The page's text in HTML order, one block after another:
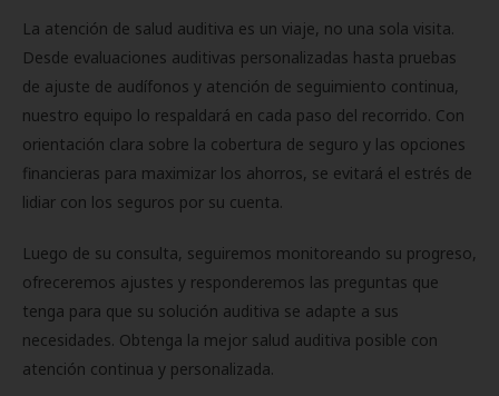
La atención de salud auditiva es un viaje, no una sola visita.
Desde evaluaciones auditivas personalizadas hasta pruebas
de ajuste de audífonos y atención de seguimiento continua,
nuestro equipo lo respaldará en cada paso del recorrido. Con
orientación clara sobre la cobertura de seguro y las opciones
financieras para maximizar los ahorros, se evitará el estrés de
lidiar con los seguros por su cuenta.
Luego de su consulta, seguiremos monitoreando su progreso,
ofreceremos ajustes y responderemos las preguntas que
tenga para que su solución auditiva se adapte a sus
necesidades. Obtenga la mejor salud auditiva posible con
atención continua y personalizada.